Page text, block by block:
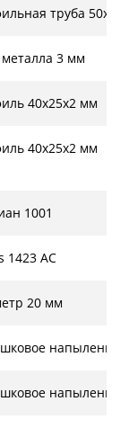
труба
3 мм
40х25х2 мм
40х25х2 мм
1001
1423 AC
20 мм
напыление
напыление